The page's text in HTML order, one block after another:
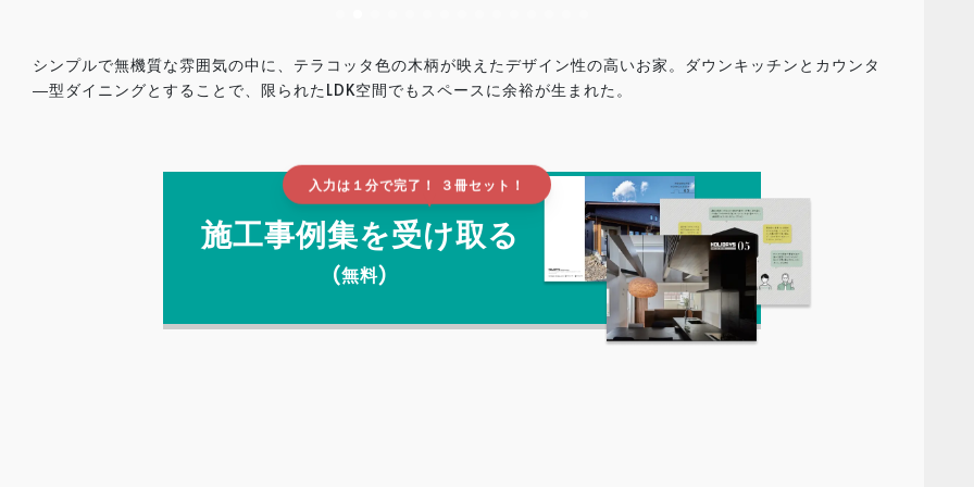
シンプルで無機質な雰囲気の中に、テラコッタ色の木柄が映えたデザイン性の高いお家。ダウンキッチンとカウンタ
―型ダイニングとすることで、限られたLDK空間でもスペースに余裕が生まれた。
入力は１分で完了！ ３冊セット！
▲
施工事例集を受け取る
(無料)